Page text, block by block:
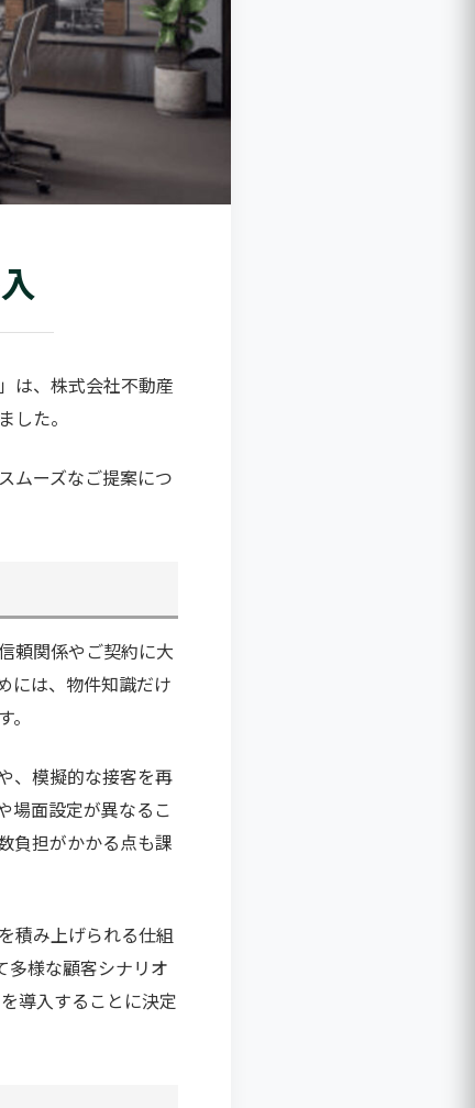
は、株式会社不動産
た。
ムーズなご提案につ
頼関係やご契約に大
には、物件知識だけ
、模擬的な接客を再
場面設定が異なるこ
負担がかかる点も課
積み上げられる仕組
多様な顧客シナリオ
導入することに決定